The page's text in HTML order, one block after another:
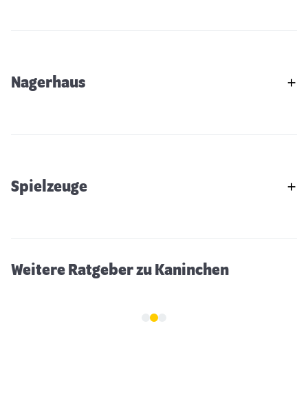
Nagerhaus
Spielzeuge
Weitere Ratgeber zu Kaninchen
Kaninchenhaus